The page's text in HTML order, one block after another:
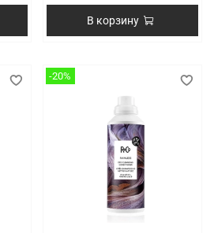
В корзину
-20%